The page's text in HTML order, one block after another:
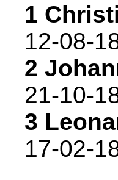
1
12-08-
2
21-10-
3
17-02-